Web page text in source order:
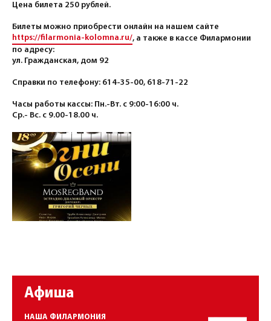
Цена билета 250 рублей.
Билеты можно приобрести онлайн на нашем сайте
https://filarmonia-kolomna.ru/, а также в кассе Филармонии
по адресу:
ул. Гражданская, дом 92
Справки по телефону: 614-35-00, 618-71-22
Часы работы кассы: Пн.-Вт. с 9:00-16:00 ч.
Ср.- Вс. с 9.00-18.00 ч.
Афиша
НАША ФИЛАРМОНИЯ